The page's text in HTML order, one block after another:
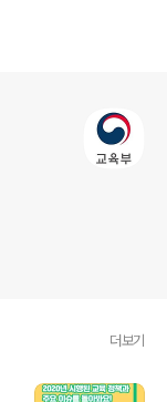
더보기